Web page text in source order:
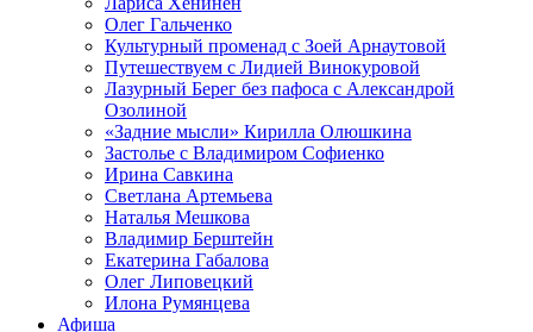
Олег Гальченко
Культурный променад с Зоей Арнаутовой
Путешествуем с Лидией Винокуровой
Лазурный Берег без пафоса с Александрой
Озолиной
«Задние мысли» Кирилла Олюшкина
Застолье с Владимиром Софиенко
Ирина Савкина
Светлана Артемьева
Наталья Мешкова
Владимир Берштейн
Екатерина Габалова
Олег Липовецкий
Илона Румянцева
Афиша